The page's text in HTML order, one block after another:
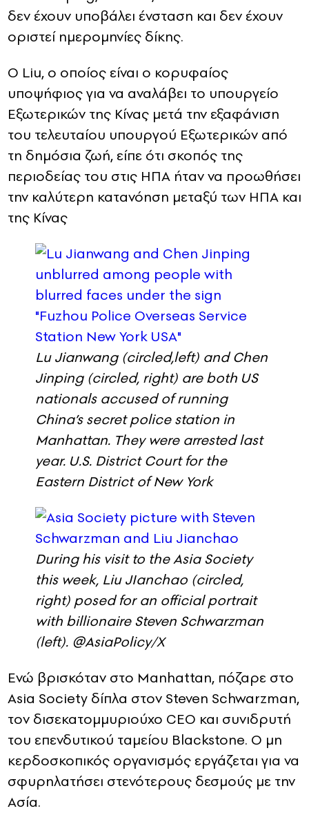
δεν έχουν υποβάλει ένσταση και δεν έχουν
οριστεί ημερομηνίες δίκης.
Ο Liu, ο οποίος είναι ο κορυφαίος
υποψήφιος για να αναλάβει το υπουργείο
Εξωτερικών της Κίνας μετά την εξαφάνιση
του τελευταίου υπουργού Εξωτερικών από
τη δημόσια ζωή, είπε ότι σκοπός της
περιοδείας του στις ΗΠΑ ήταν να προωθήσει
την καλύτερη κατανόηση μεταξύ των ΗΠΑ και
της Κίνας
Lu Jianwang (circled,left) and Chen
Jinping (circled, right) are both US
nationals accused of running
China’s secret police station in
Manhattan. They were arrested last
year. U.S. District Court for the
Eastern District of New York
During his visit to the Asia Society
this week, Liu JIanchao (circled,
right) posed for an official portrait
with billionaire Steven Schwarzman
(left). @AsiaPolicy/X
Ενώ βρισκόταν στο Manhattan, πόζαρε στο
Asia Society δίπλα στον Steven Schwarzman,
τον δισεκατομμυριούχο CEO και συνιδρυτή
του επενδυτικού ταμείου Blackstone. Ο μη
κερδοσκοπικός οργανισμός εργάζεται για να
σφυρηλατήσει στενότερους δεσμούς με την
Ασία.